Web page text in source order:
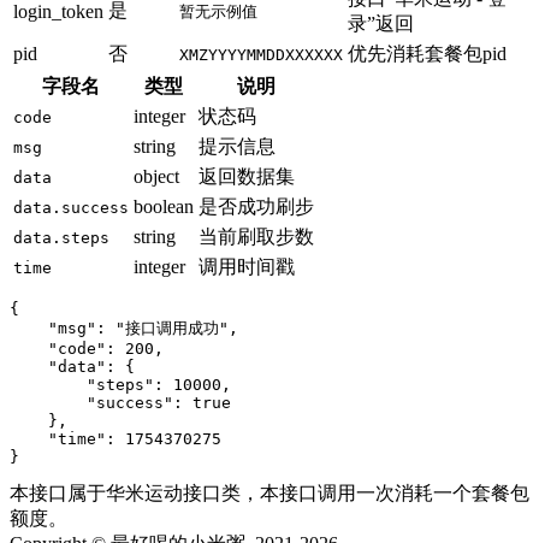
login_token 是 暂无示例值
录”返回
pid
否 XMZYYYYMMDDXXXXXX 优先消耗套餐包pid
字段名
类型 说明
code integer 状态码
msg string 提示信息
data object 返回数据集
data.success boolean 是否成功刷步
data.steps string 当前刷取步数
time integer 调用时间戳
{
    "msg": "接口调用成功",
    "code": 200,
    "data": {
        "steps": 10000,
        "success": true
    },
    "time": 1754370275
}
本接口属于华米运动接口类，本接口调用一次消耗一个套餐包
额度。